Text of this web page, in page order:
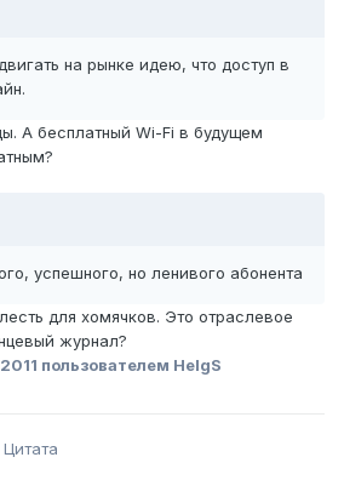
на рынке идею, что доступ в
А бесплатный Wi-Fi в будущем
успешного, но ленивого абонента
для хомячков. Это отраслевое
журнал?
пользователем HelgS
Цитата